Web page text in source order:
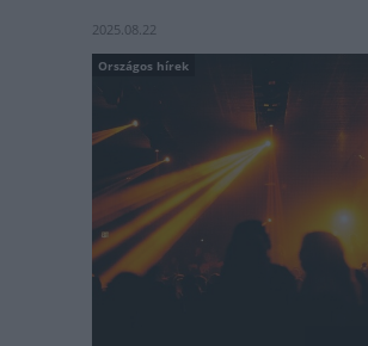
2025.08.22
Országos hírek